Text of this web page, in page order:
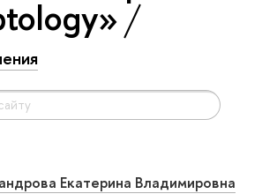
Екатерина Владимировна